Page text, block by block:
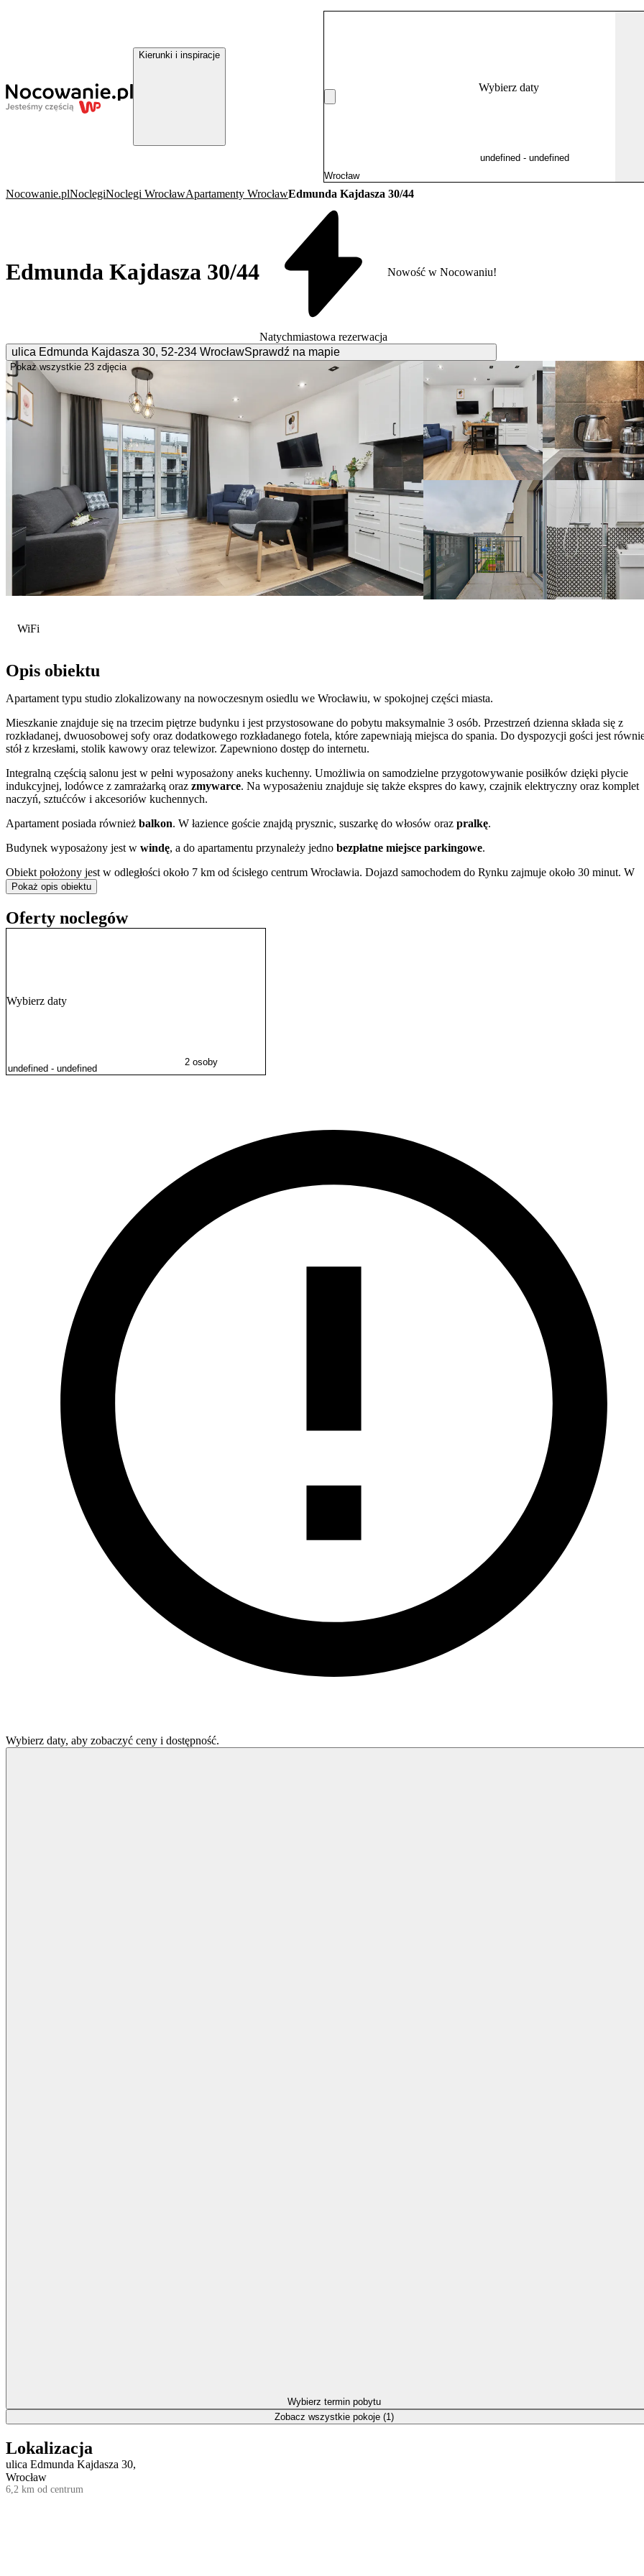
Kierunki i inspiracje
Wybierz daty
Nocowanie.plNoclegiNoclegi WrocławApartamenty WrocławEdmunda Kajdasza 30/44
Edmunda Kajdasza 30/44
Natychmiastowa rezerwacja
Nowość w Nocowaniu!
ulica Edmunda Kajdasza 30, 52-234 WrocławSprawdź na mapie
Pokaż wszystkie 23 zdjęcia
WiFi
Opis obiektu
Apartament typu studio zlokalizowany na nowoczesnym osiedlu we Wrocławiu, w spokojnej części miasta.
Mieszkanie znajduje się na trzecim piętrze budynku i jest przystosowane do pobytu maksymalnie 3 osób. Przestrzeń dzienna składa się z
rozkładanej, dwuosobowej sofy oraz dodatkowego rozkładanego fotela, które zapewniają miejsca do spania. Do dyspozycji gości jest
stół z krzesłami, stolik kawowy oraz telewizor. Zapewniono dostęp do internetu.
Integralną częścią salonu jest w pełni wyposażony aneks kuchenny. Umożliwia on samodzielne przygotowywanie posiłków dzięki płycie
indukcyjnej, lodówce z zamrażarką oraz zmywarce. Na wyposażeniu znajduje się także ekspres do kawy, czajnik elektryczny oraz komplet
naczyń, sztućców i akcesoriów kuchennych.
Apartament posiada również balkon. W łazience goście znajdą prysznic, suszarkę do włosów oraz pralkę.
Budynek wyposażony jest w windę, a do apartamentu przynależy jedno bezpłatne miejsce parkingowe.
Obiekt położony jest w odległości około 7 km od ścisłego centrum Wrocławia. Dojazd samochodem do Rynku zajmuje około 30 minut. W
pobliżu, w odległości 6 minut spacerem, znajduje się przystanek autobusowy, który zapewnia sprawną komunikację z innymi częściami
Wrocław oferuje liczne atrakcje turystyczne i kulturalne. Wśród najważniejszych punktów na mapie miasta warto wymienić historyczny
Główny, słynne Zoo z Afrykarium oraz monumentalną Panoramę Racławicką. Ciekawym miejscem jest również punkt widokowy na
Pokaż opis obiektu
Lokalizacja
ulica Edmunda Kajdasza 30,
Wrocław
6,2 km od centrum
Oferty noclegów
Wybierz daty
2 osoby
Wybierz daty, aby zobaczyć ceny i dostępność.
Wybierz termin pobytu
Zobacz wszystkie pokoje (1)